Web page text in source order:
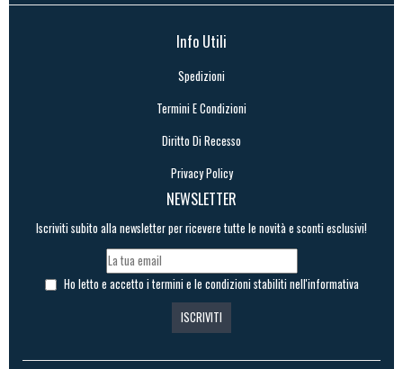
Info Utili
Spedizioni
Termini E Condizioni
Diritto Di Recesso
Privacy Policy
NEWSLETTER
Iscriviti subito alla newsletter per ricevere tutte le novità e sconti esclusivi!
Ho letto e accetto i termini e le condizioni stabiliti nell'informativa